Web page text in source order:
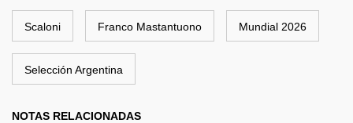
Scaloni Franco Mastantuono Mundial 2026
Selección Argentina
NOTAS RELACIONADAS